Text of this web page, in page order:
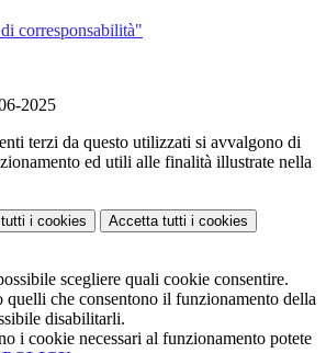
corresponsabilità"
2025
terzi da questo utilizzati si avvalgono di
ed utili alle finalità illustrate nella
i cookies Accetta tutti i cookies
scegliere quali cookie consentire.
quelli che consentono il funzionamento della
disabilitarli.
i cookie necessari al funzionamento potete